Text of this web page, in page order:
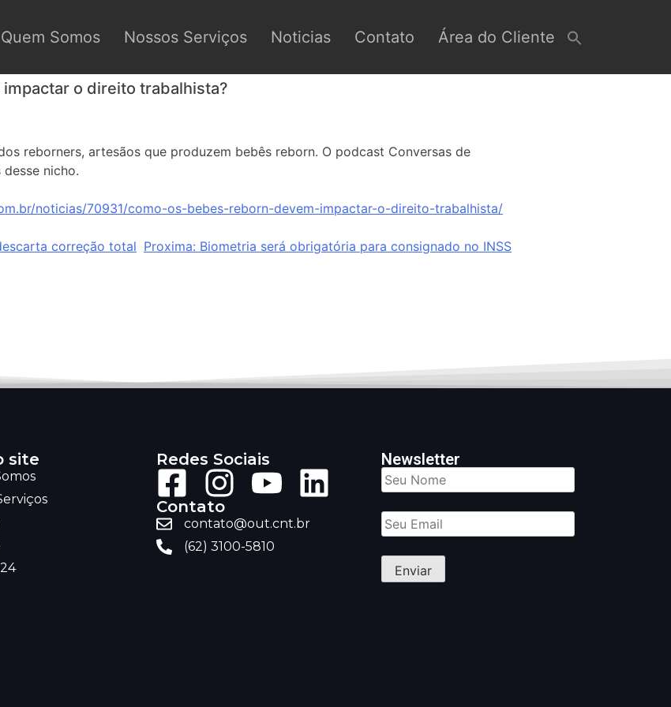
Quem Somos Nossos Serviços Noticias Contato Área do Cliente
o direito trabalhista?
reborners, artesãos que produzem bebês reborn. O podcast Conversas de
nicho.
noticias/70931/como-os-bebes-reborn-devem-impactar-o-direito-trabalhista/
correção total Proxima: Biometria será obrigatória para consignado no INSS
site Redes Sociais
Contato
contato@out.cnt.br
(62) 3100-5810
Newsletter